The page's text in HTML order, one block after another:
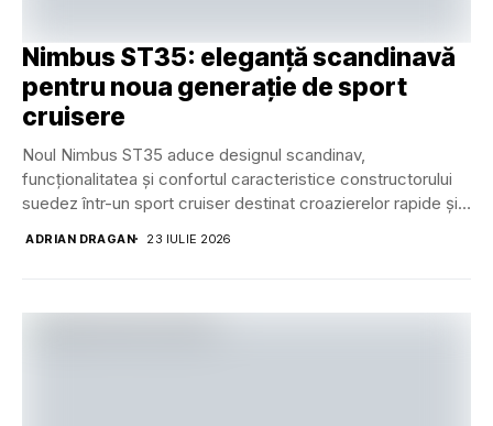
Nimbus ST35: eleganță scandinavă
pentru noua generație de sport
cruisere
Noul Nimbus ST35 aduce designul scandinav,
funcționalitatea și confortul caracteristice constructorului
suedez într-un sport cruiser destinat croazierelor rapide și
ADRIAN DRAGAN 23 IULIE 2026